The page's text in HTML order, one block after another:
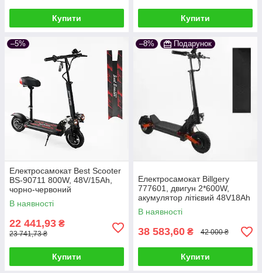
Купити Купити
–5%
Електросамокат Best Scooter
BS-90711 800W, 48V/15Ah,
чорно-червоний
В наявності
22 441,93 ₴
23 741,73 ₴
Купити
–8% Подарунок
Електросамокат Billgery
777601, двигун 2*600W,
акумулятор літієвий 48V18Ah
чорний
В наявності
38 583,60 ₴ 42 000 ₴
Купити